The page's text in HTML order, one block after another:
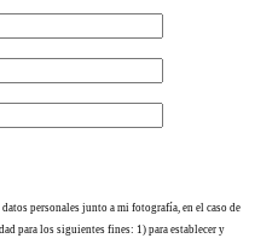
personales junto a mi fotografía, en el caso de
para los siguientes fines: 1) para establecer y